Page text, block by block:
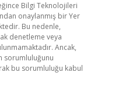
Bilgi Teknolojileri
onaylanmış bir Yer
Bu nedenle,
denetleme veya
Ancak,
sorumluluğunu
bu sorumluluğu kabul